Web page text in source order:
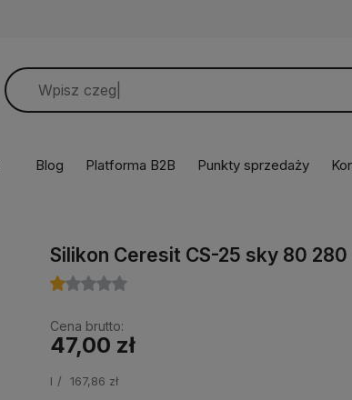
oferty lub zaloguj się, aby
produkty do listy z
Blog Platforma B2B Punkty sprzedaży
Silikon Ceresit CS-25 sky 80 280
Cena brutto:
47,00 zł
l 167,86 zł